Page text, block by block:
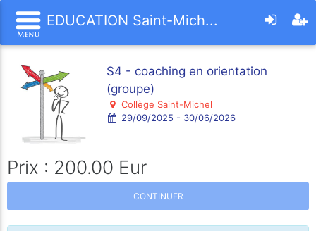
EDUCATION Saint-Mich...
S4 - coaching en orientation
(groupe)
Collège Saint-Michel
29/09/2025 - 30/06/2026
Prix : 200.00 Eur
CONTINUER